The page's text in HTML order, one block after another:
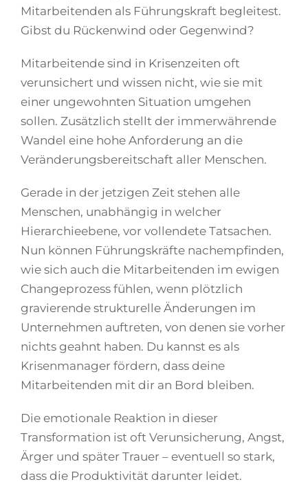
Mitarbeitenden als Führungskraft begleitest.
Gibst du Rückenwind oder Gegenwind?
Mitarbeitende sind in Krisenzeiten oft
verunsichert und wissen nicht, wie sie mit
einer ungewohnten Situation umgehen
sollen. Zusätzlich stellt der immerwährende
Wandel eine hohe Anforderung an die
Veränderungsbereitschaft aller Menschen.
Gerade in der jetzigen Zeit stehen alle
Menschen, unabhängig in welcher
Hierarchieebene, vor vollendete Tatsachen.
Nun können Führungskräfte nachempfinden,
wie sich auch die Mitarbeitenden im ewigen
Changeprozess fühlen, wenn plötzlich
gravierende strukturelle Änderungen im
Unternehmen auftreten, von denen sie vorher
nichts geahnt haben. Du kannst es als
Krisenmanager fördern, dass deine
Mitarbeitenden mit dir an Bord bleiben.
Die emotionale Reaktion in dieser
Transformation ist oft Verunsicherung, Angst,
Ärger und später Trauer – eventuell so stark,
dass die Produktivität darunter leidet.